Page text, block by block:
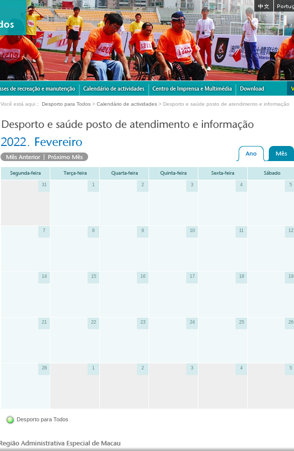
Você está aqui： Desporto para Todos > Calendário de actividades > Desporto e saúde posto de atendimento e informação
31 1 2 3 4 5
7 8 9 10 11 12
14 15 16 17 18 19
21 22 23 24 25 26
28 1 2 3 4 5
Desporto para Todos